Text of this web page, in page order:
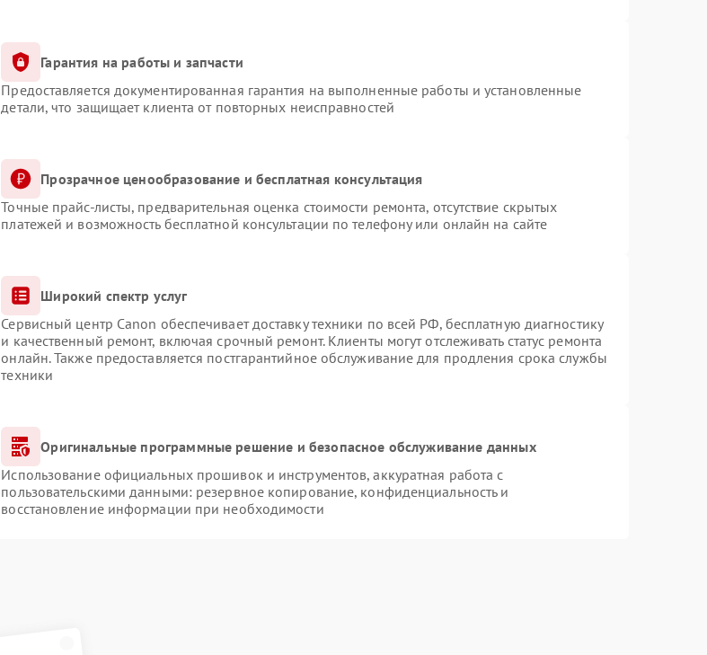
Гарантия на работы и запчасти
Предоставляется документированная гарантия на выполненные работы и установленные
детали, что защищает клиента от повторных неисправностей
Прозрачное ценообразование и бесплатная консультация
Точные прайс-листы, предварительная оценка стоимости ремонта, отсутствие скрытых
платежей и возможность бесплатной консультации по телефону или онлайн на сайте
Широкий спектр услуг
Сервисный центр Canon обеспечивает доставку техники по всей РФ, бесплатную диагностику
и качественный ремонт, включая срочный ремонт. Клиенты могут отслеживать статус ремонта
онлайн. Также предоставляется постгарантийное обслуживание для продления срока службы
техники
Оригинальные программные решение и безопасное обслуживание данных
Использование официальных прошивок и инструментов, аккуратная работа с
пользовательскими данными: резервное копирование, конфиденциальность и
восстановление информации при необходимости